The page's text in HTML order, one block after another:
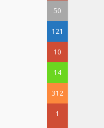
50
121
10
14
312
1